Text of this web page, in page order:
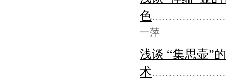
色
一萍
浅谈 “集思壶”
术